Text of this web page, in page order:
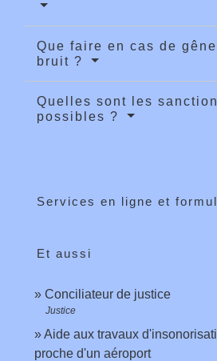
Que faire en cas de
bruit ?
Quelles sont les
possibles ?
Services en ligne et
Et aussi
Conciliateur de justice
Justice
Aide aux travaux
proche d'un aéroport